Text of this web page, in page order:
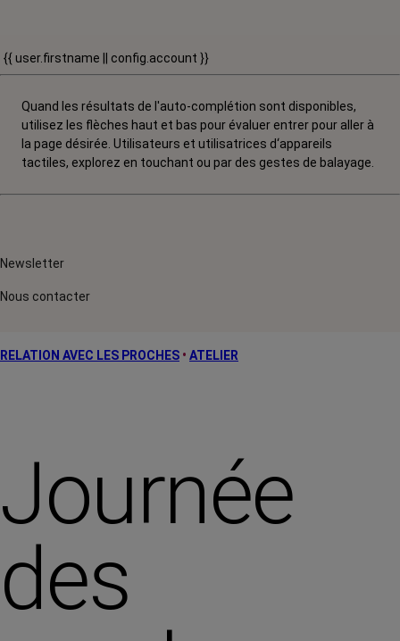
{{ user.firstname || config.account }}
Quand les résultats de l'auto-complétion sont disponibles,
utilisez les flèches haut et bas pour évaluer entrer pour aller à
la page désirée. Utilisateurs et utilisatrices d‘appareils
tactiles, explorez en touchant ou par des gestes de balayage.
Newsletter
Nous contacter
RELATION AVEC LES PROCHES • ATELIER
Journée
des